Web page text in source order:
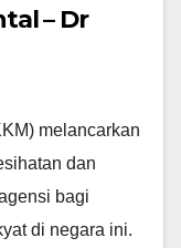
– Dr
melancarkan
dan
bagi
di negara ini.